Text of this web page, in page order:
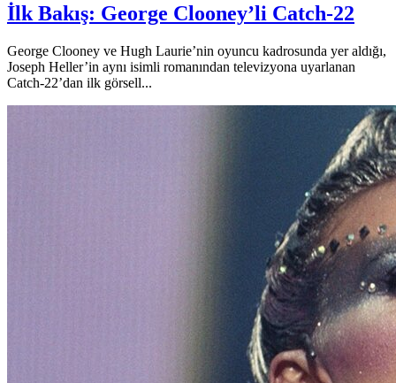
İlk Bakış: George Clooney’li Catch-22
George Clooney ve Hugh Laurie’nin oyuncu kadrosunda yer aldığı,
Joseph Heller’in aynı isimli romanından televizyona uyarlanan
Catch-22’dan ilk görsell...